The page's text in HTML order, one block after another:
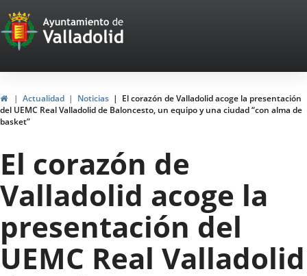
Portal
Web
del
Ayuntamiento
de
Valladolid
InicioActualidad Noticias
El corazón de Valladolid acoge la presentación
del UEMC Real Valladolid de Baloncesto, un equipo y una ciudad “con alma de
basket”
El corazón de
Valladolid acoge la
presentación del
UEMC Real Valladolid